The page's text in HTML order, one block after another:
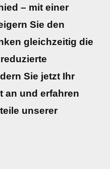
– mit einer
Sie den
gleichzeitig die
Sie jetzt Ihr
an und erfahren
unserer